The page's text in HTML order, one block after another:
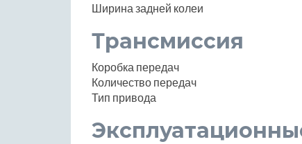
Ширина задней колеи
Трансмиссия
Коробка передач
Количество передач
Тип привода